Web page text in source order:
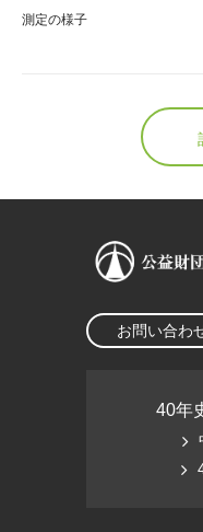
測定の様子
お問い合わ
40年